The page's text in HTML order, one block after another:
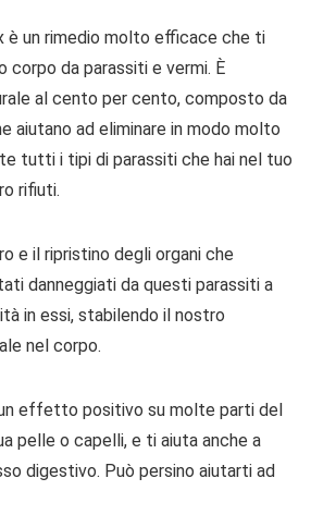
è un rimedio molto efficace che ti
corpo da parassiti e vermi. È
al cento per cento, composto da
aiutano ad eliminare in modo molto
tutti i tipi di parassiti che hai nel tuo
rifiuti.
e il ripristino degli organi che
danneggiati da questi parassiti a
in essi, stabilendo il nostro
nel corpo.
effetto positivo su molte parti del
pelle o capelli, e ti aiuta anche a
digestivo. Può persino aiutarti ad